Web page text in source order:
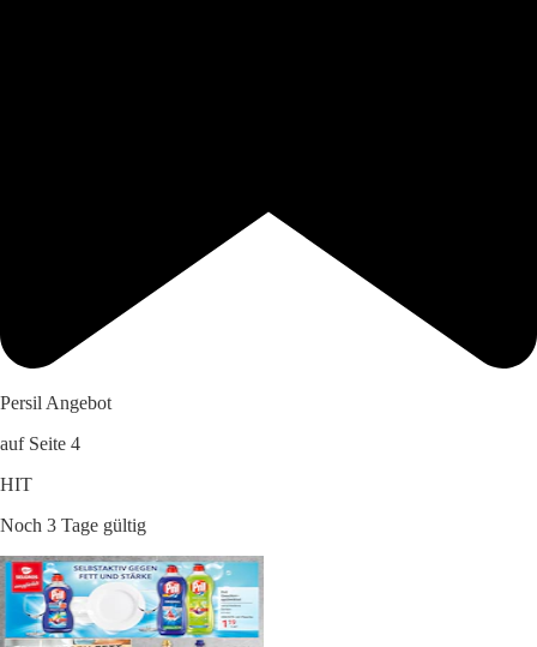
Persil Angebot
auf Seite 4
HIT
Noch 3 Tage gültig